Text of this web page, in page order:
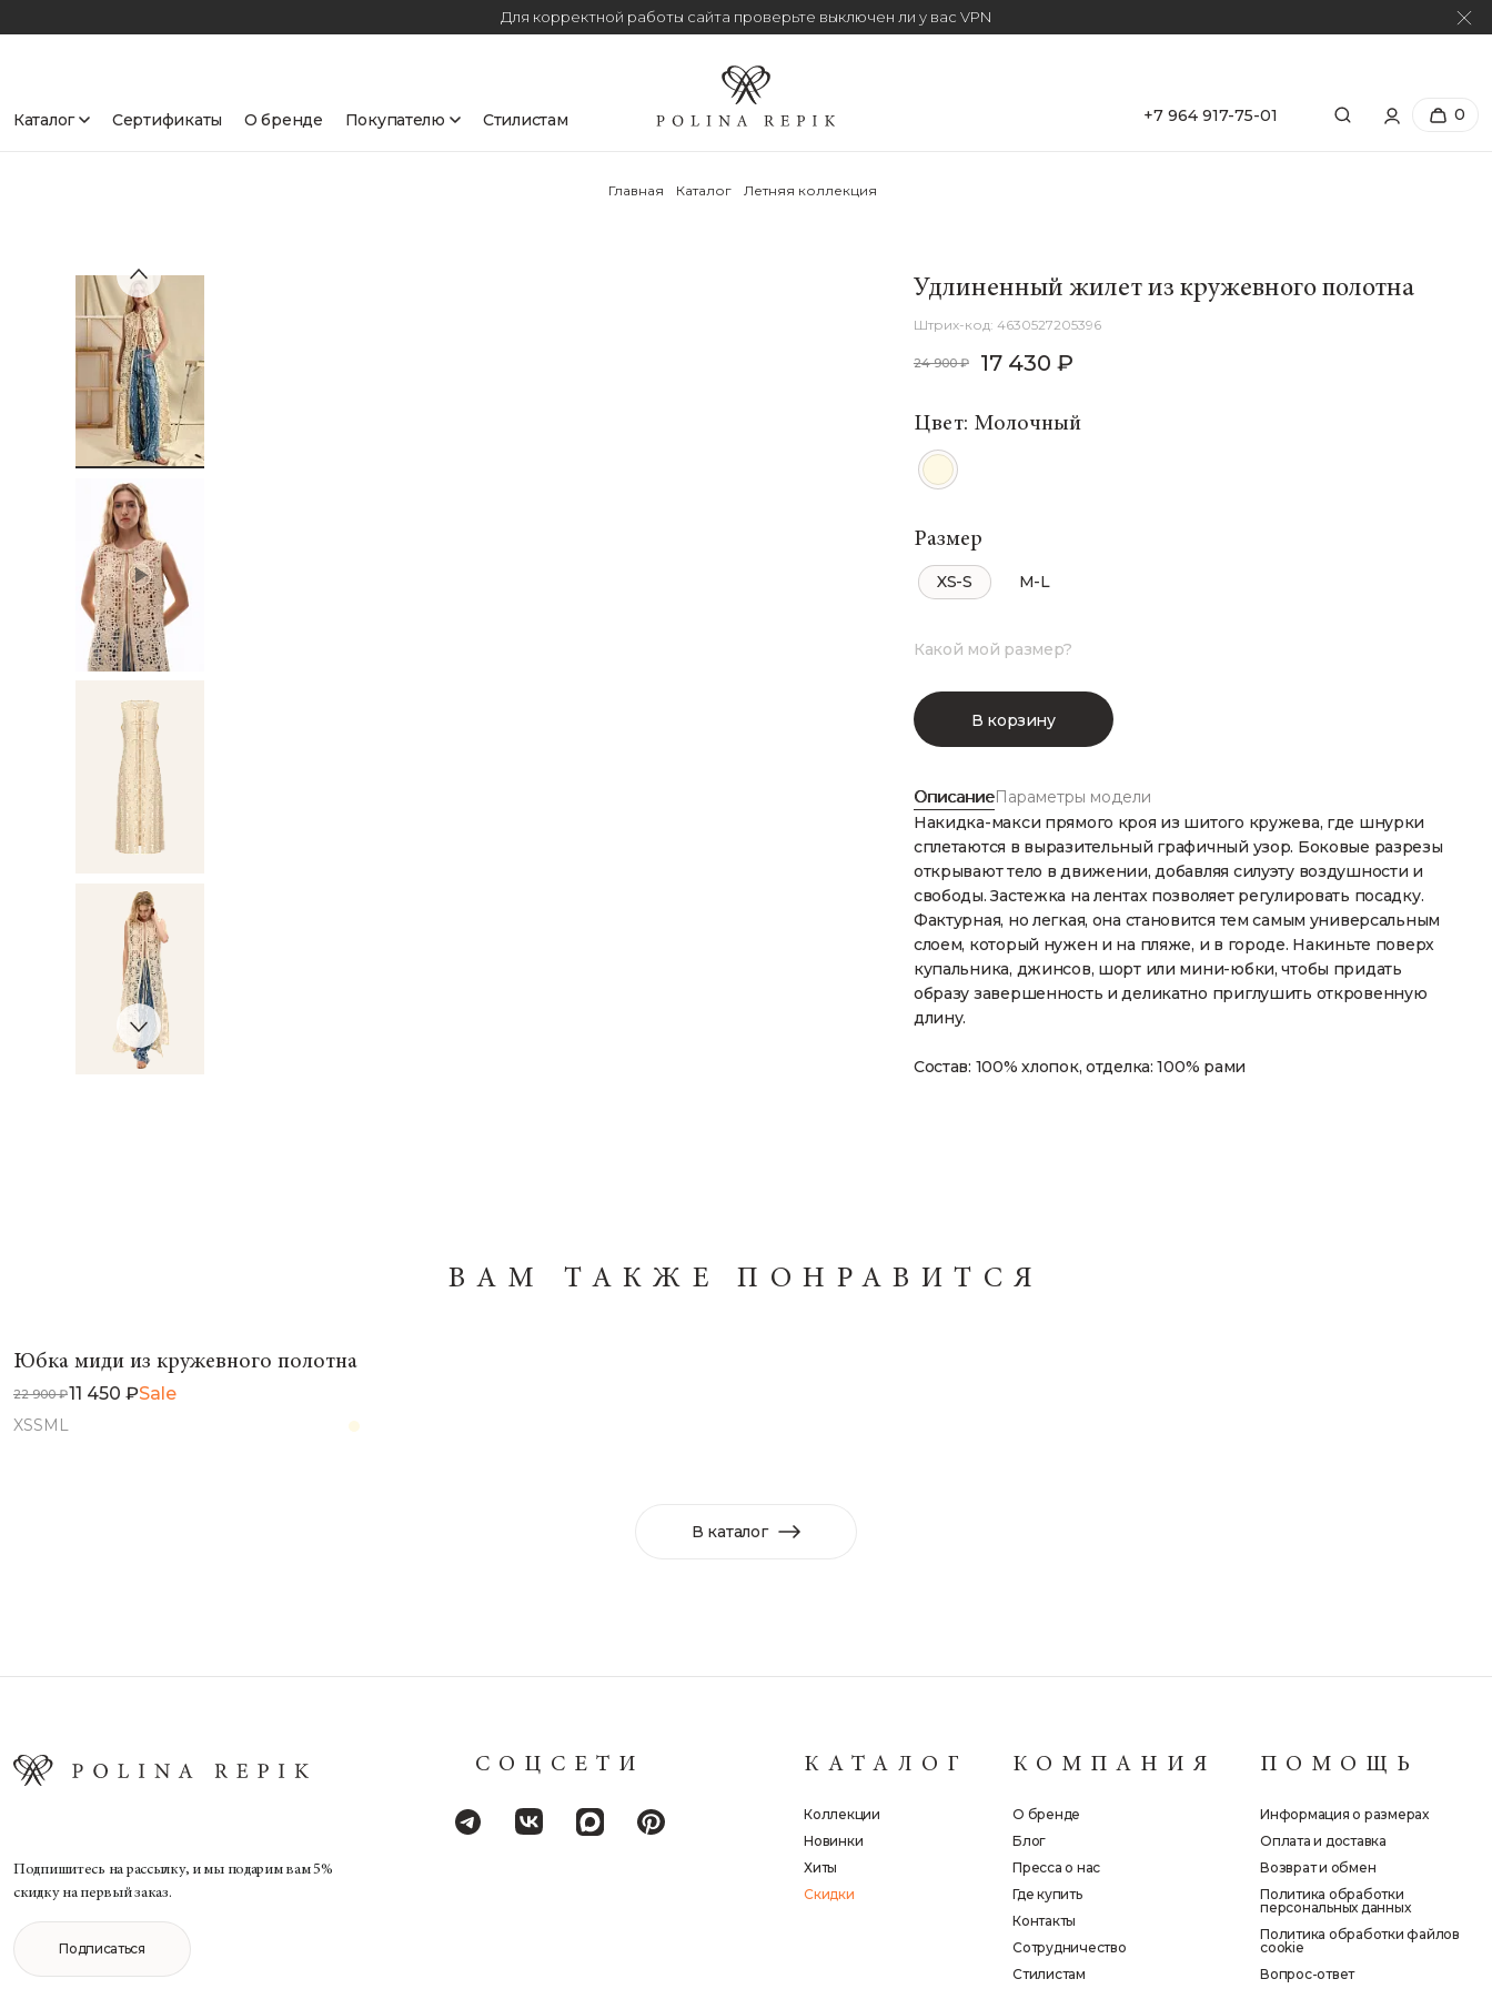
Для корректной работы сайта проверьте выключен ли у вас VPN
Каталог Сертификаты О бренде Покупателю Стилистам +7 964 917-75-01 0
Главная Каталог Летняя коллекция
Удлиненный жилет из кружевного полотна
4630527205396
24 900 ₽ 17 430 ₽
Цвет: Молочный
Размер
XS-S M-L
Какой мой размер?
В корзину
Описание
Накидка-макси прямого кроя из шитого кружева, где шнурки
сплетаются в выразительный графичный узор. Боковые разрезы
открывают тело в движении, добавляя силуэту воздушности и
свободы. Застежка на лентах позволяет регулировать посадку.
Фактурная, но легкая, она становится тем самым универсальным
слоем, который нужен и на пляже, и в городе. Накиньте поверх
купальника, джинсов, шорт или мини-юбки, чтобы придать
образу завершенность и деликатно приглушить откровенную
длину.
Состав: 100% хлопок, отделка: 100% рами
Параметры модели
ВАМ ТАКЖЕ ПОНРАВИТСЯ
Юбка миди из кружевного полотна
22 900 ₽11 450 ₽Sale
XSSM L
В каталог
Подпишитесь на рассылку, и мы подарим вам 5%
скидку на первый заказ.
Подписаться
СОЦСЕТИ КАТАЛОГ
Коллекции
Новинки
Хиты
Скидки
КОМПАНИЯ
О бренде
Блог
Пресса о нас
Где купить
Контакты
Сотрудничество
Стилистам
ПОМОЩЬ
Информация о размерах
Оплата и доставка
Возврат и обмен
Политика обработки
персональных данных
Политика обработки файлов
cookie
Вопрос-ответ